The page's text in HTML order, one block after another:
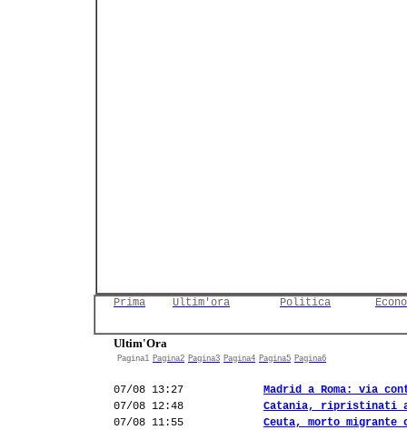
Prima Ultim'ora Politica
Ultim'Ora
Pagina1 Pagina2 Pagina3 Pagina4 Pagina5 Pagina6
07/08 13:27
Madrid a Roma: via
07/08 12:48
Catania, ripristinati
07/08 11:55
Ceuta, morto migrante